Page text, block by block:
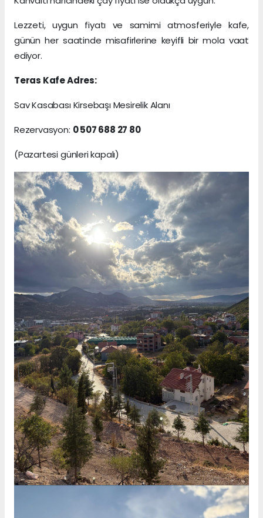
Lezzeti, uygun fiyatı ve samimi atmosferiyle kafe,
günün her saatinde misafirlerine keyifli bir mola vaat
ediyor.
Teras Kafe Adres:
Sav Kasabası Kirsebaşı Mesirelik Alanı
Rezervasyon: 0 507 688 27 80
(Pazartesi günleri kapalı)